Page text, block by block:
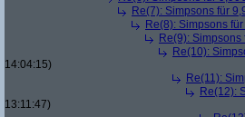
Re(7): Simpsons für
Re(8): Simpsons
Re(9):
Re(10):
14:04:15)
Re(11):
Re(12):
13:11:47)